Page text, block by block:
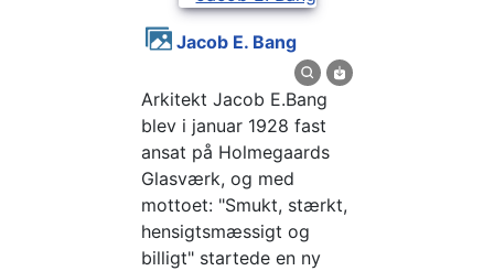
Jacob E. Bang
Arkitekt Jacob E.Bang
blev i januar 1928 fast
ansat på Holmegaards
Glasværk, og med
mottoet: "Smukt, stærkt,
hensigtsmæssigt og
billigt" startede en ny